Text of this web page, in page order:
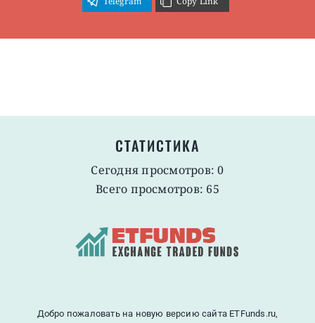
СТАТИСТИКА
Сегодня просмотров: 0
Всего просмотров: 65
Добро пожаловать на новую версию сайта ETFunds.ru,